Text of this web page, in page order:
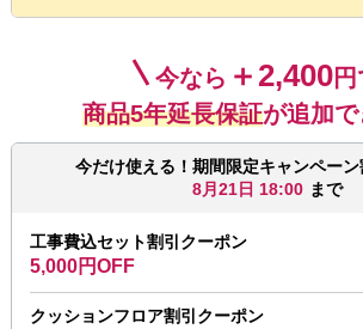
今なら ＋2,400円
商品5年延長保証が追加で
今だけ使える！期間限定キャンペー
8月21日 18:00 まで
工事費込セット割引クーポン
5,000円OFF
クッションフロア割引クーポン